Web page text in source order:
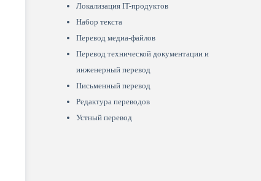
Локализация IT-продуктов
Набор текста
Перевод медиа-файлов
Перевод технической документации и
инженерный перевод
Письменный перевод
Редактура переводов
Устный перевод